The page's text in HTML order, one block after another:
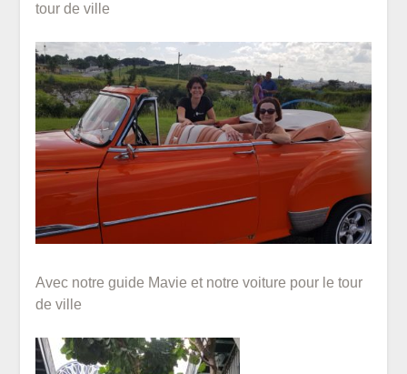
tour de ville
Avec notre guide Mavie et notre voiture pour le tour
de ville